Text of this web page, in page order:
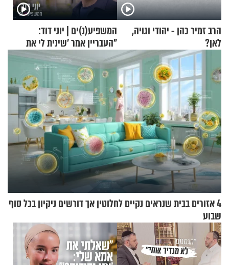
הרב זמיר כהן - יהודי וגויה,
לאן?
המשפיע(נ)ים | יוני דוד:
"העבריין אמר 'שינית לי את
החיים מהקצה אל הקצה'"
4 אזורים בבית שנראים נקיים לחלוטין אך דורשים ניקיון בכל סוף
שבוע